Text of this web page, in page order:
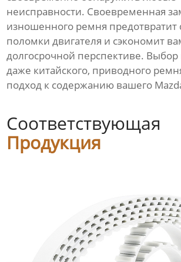
неисправности. Своевременная
изношенного ремня предотвратит
поломки двигателя и сэкономит
долгосрочной перспективе. Выбор
даже китайского, приводного
подход к содержанию вашего
Соответствующая
Продукция